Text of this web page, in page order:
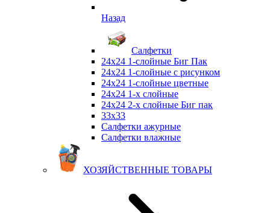
Назад
Салфетки
24х24 1-слойные Биг Пак
24х24 1-слойные с рисунком
24х24 1-слойные цветные
24х24 1-х слойные
24х24 2-х слойные Биг пак
33х33
Салфетки ажурные
Салфетки влажные
ХОЗЯЙСТВЕННЫЕ ТОВАРЫ